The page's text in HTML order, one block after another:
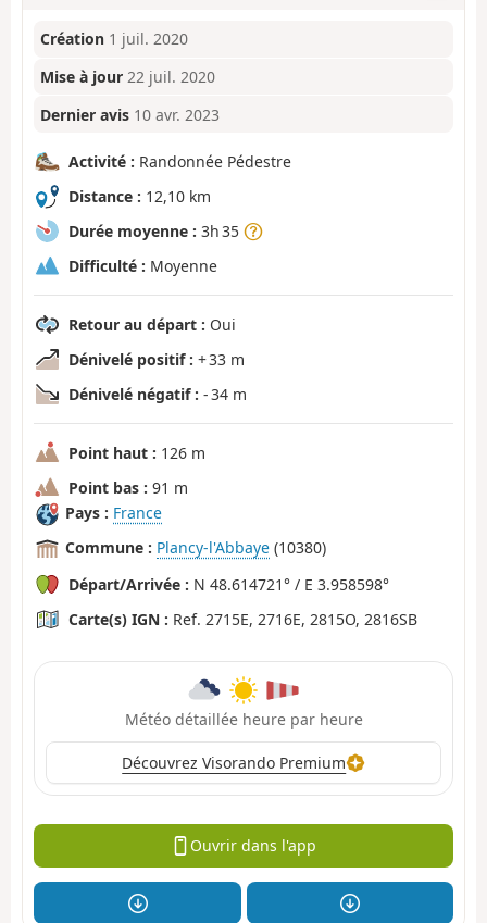
Création 1 juil. 2020
Mise à jour 22 juil. 2020
Dernier avis 10 avr. 2023
Activité : Randonnée Pédestre
Distance : 12,10 km
Durée moyenne : 3h 35
Difficulté : Moyenne
Retour au départ : Oui
Dénivelé positif : + 33 m
Dénivelé négatif : - 34 m
Point haut : 126 m
Point bas : 91 m
Pays : France
Commune : Plancy-l'Abbaye (10380)
Départ/Arrivée : N 48.614721° / E 3.958598°
Carte(s) IGN : Ref. 2715E, 2716E, 2815O, 2816SB
Météo détaillée heure par heure
Découvrez Visorando Premium
Ouvrir dans l'app